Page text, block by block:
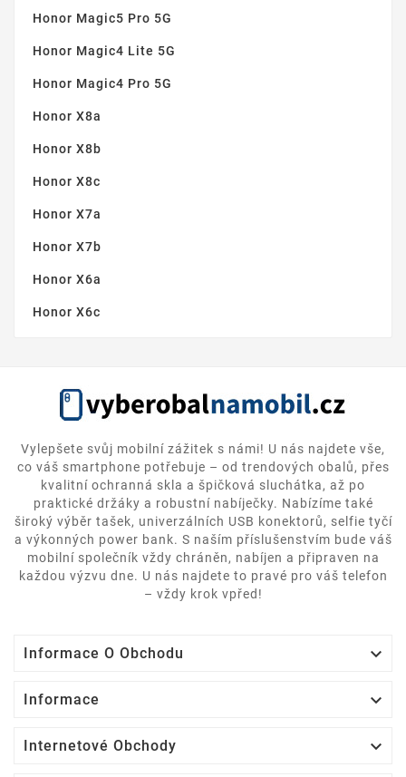
Honor Magic5 Pro 5G
Honor Magic4 Lite 5G
Honor Magic4 Pro 5G
Honor X8a
Honor X8b
Honor X8c
Honor X7a
Honor X7b
Honor X6a
Honor X6c
Vylepšete svůj mobilní zážitek s námi! U nás najdete vše,
co váš smartphone potřebuje – od trendových obalů, přes
kvalitní ochranná skla a špičková sluchátka, až po
praktické držáky a robustní nabíječky. Nabízíme také
široký výběr tašek, univerzálních USB konektorů, selfie tyčí
a výkonných power bank. S naším příslušenstvím bude váš
mobilní společník vždy chráněn, nabíjen a připraven na
každou výzvu dne. U nás najdete to pravé pro váš telefon
– vždy krok vpřed!
Informace O Obchodu 
Informace 
Internetové Obchody 